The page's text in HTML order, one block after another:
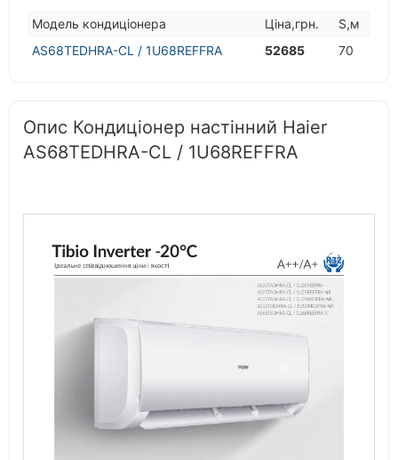
Модель кондицiонера Цiна,грн.
S,м
AS68TEDHRA-CL / 1U68REFFRA
52685 70
Опис Кондиціонер настінний Haier
AS68TEDHRA-CL / 1U68REFFRA